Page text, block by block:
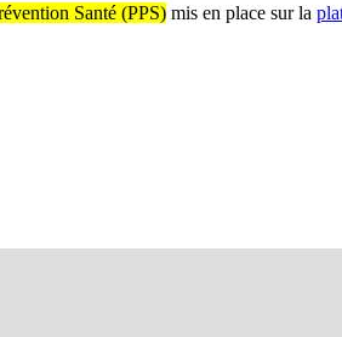
Santé (PPS) mis en place sur la